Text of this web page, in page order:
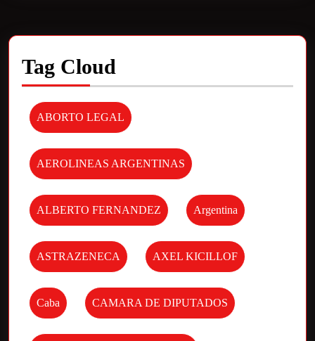
Tag Cloud
ABORTO LEGAL
AEROLINEAS ARGENTINAS
ALBERTO FERNANDEZ Argentina
ASTRAZENECA AXEL KICILLOF
Caba CAMARA DE DIPUTADOS